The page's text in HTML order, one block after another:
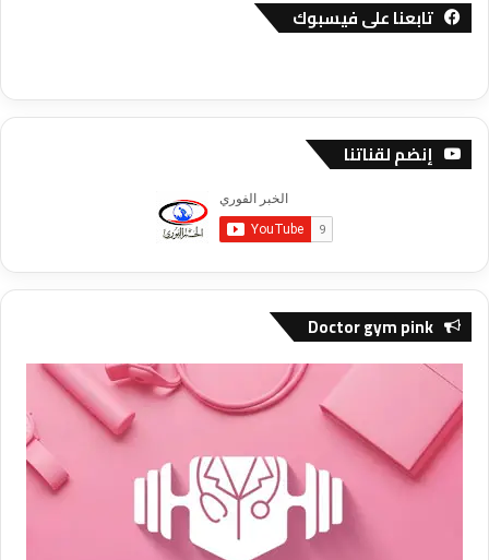
تابعنا على فيسبوك
إنضم لقناتنا
Doctor gym pink